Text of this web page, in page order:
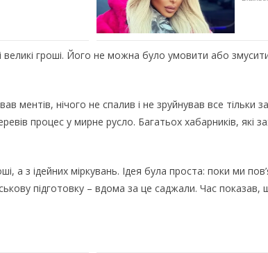
гроші. Його не можна було умовити або
нічого не спалив і не зруйнував все тільки
процес у мирне русло. Багатьох хабарників, які
а з ідейних міркувань. Ідея була проста: поки ми
підготовку – вдома за це саджали. Час